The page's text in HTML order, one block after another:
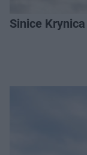
Sinice